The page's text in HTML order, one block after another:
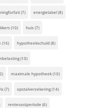
(7) energielabel(8)
(10) huis(7)
(16) hypotheekschuld(8)
(10)
maximale hypotheek(10)
(7) opstalverzekering(14)
rentevastperiode (6)